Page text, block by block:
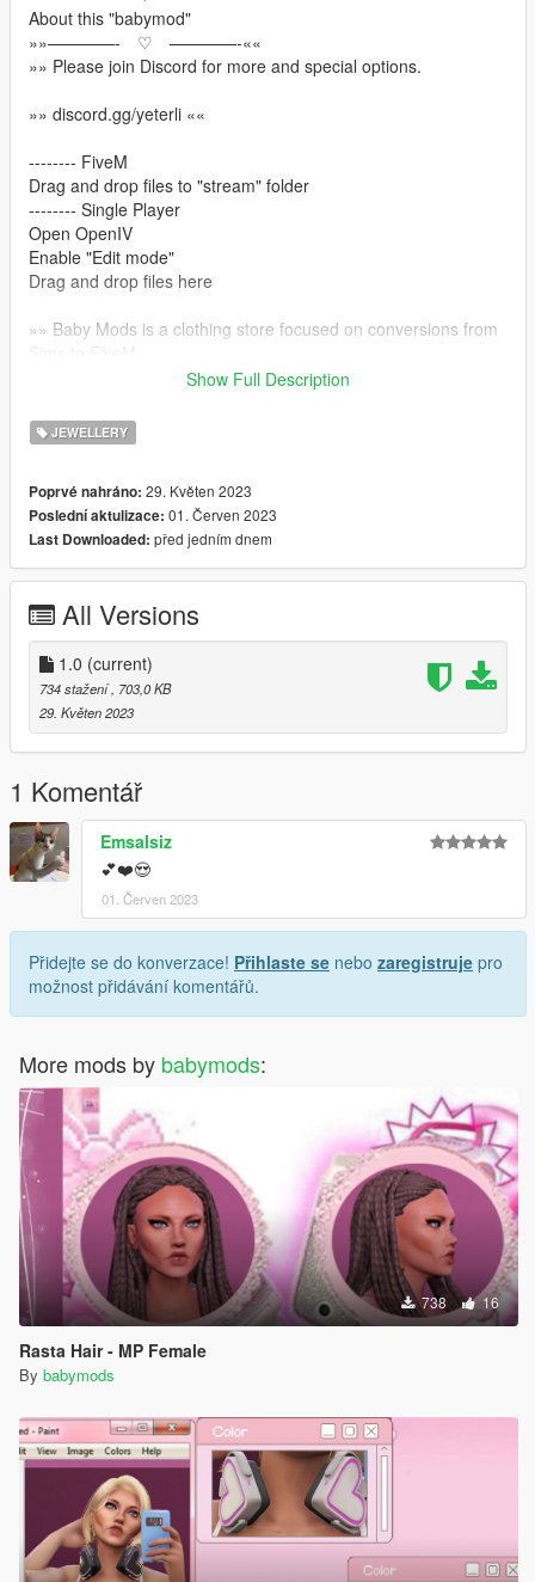
About this "babymod"
»»————- ♡ ————-««
»» Please join Discord for more and special options.
»» discord.gg/yeterli ««
-------- FiveM
Drag and drop files to "stream" folder
-------- Single Player
Open OpenIV
Enable "Edit mode"
Drag and drop files here
»» Baby Mods is a clothing store focused on conversions from
»» https://www.patreon.com/BabyModss ««
»» Please join Discord for more and special options.
Show Full Description
JEWELLERY
Poprvé nahráno: 29. Květen 2023
Poslední aktulizace: 01. Červen 2023
Last Downloaded: před jedním dnem
All Versions
1.0 (current)
734 stažení, 703,0 KB
29. Květen 2023
1 Komentář
Emsalsiz
💕❤️😍
01. Červen 2023
Přidejte se do konverzace! Přihlaste se nebo zaregistruje pro
možnost přidávání komentářů.
More mods by babymods:
738 16
Rasta Hair - MP Female
By babymods